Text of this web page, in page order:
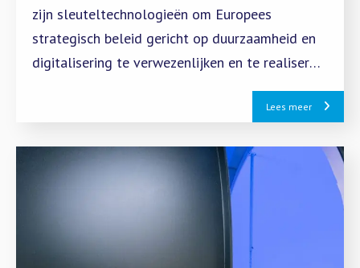
zijn sleuteltechnologieën om Europees
strategisch beleid gericht op duurzaamheid en
digitalisering te verwezenlijken en te realiseren
Lees meer